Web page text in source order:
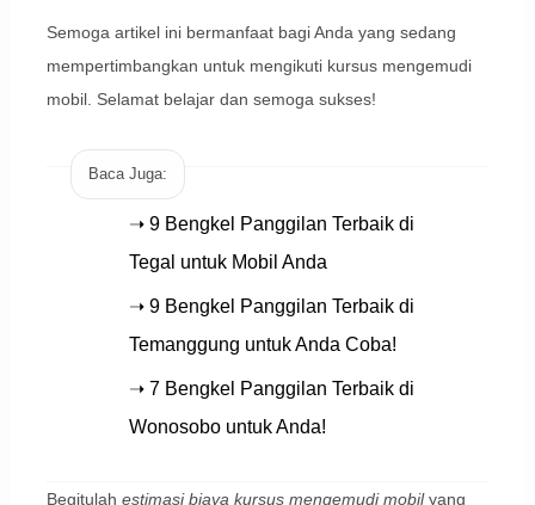
Semoga artikel ini bermanfaat bagi Anda yang sedang
mempertimbangkan untuk mengikuti kursus mengemudi
mobil. Selamat belajar dan semoga sukses!
Baca Juga:
➝ 9 Bengkel Panggilan Terbaik di
Tegal untuk Mobil Anda
➝ 9 Bengkel Panggilan Terbaik di
Temanggung untuk Anda Coba!
➝ 7 Bengkel Panggilan Terbaik di
Wonosobo untuk Anda!
Begitulah estimasi biaya kursus mengemudi mobilyang